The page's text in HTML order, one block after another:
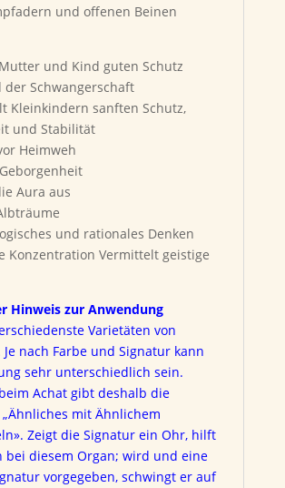
und offenen Beinen
und Kind guten Schutz
der Schwangerschaft
Kleinkindern sanften Schutz,
und Stabilität
Heimweh
Aura aus
und rationales Denken
Konzentration Vermittelt geistige
Hinweis zur Anwendung
Varietäten von
Je nach Farbe und Signatur kann
sehr unterschiedlich sein.
Achat gibt deshalb die
mit Ähnlichem
Zeigt die Signatur ein Ohr, hilft
bei diesem Organ; wird und eine
vorgegeben, schwingt er auf